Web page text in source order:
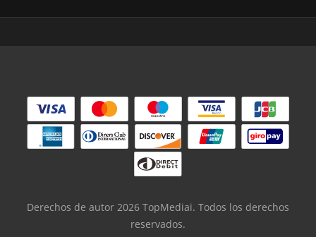
Derechos de autor 2026 TopMediai. Todos los derechos
reservados.